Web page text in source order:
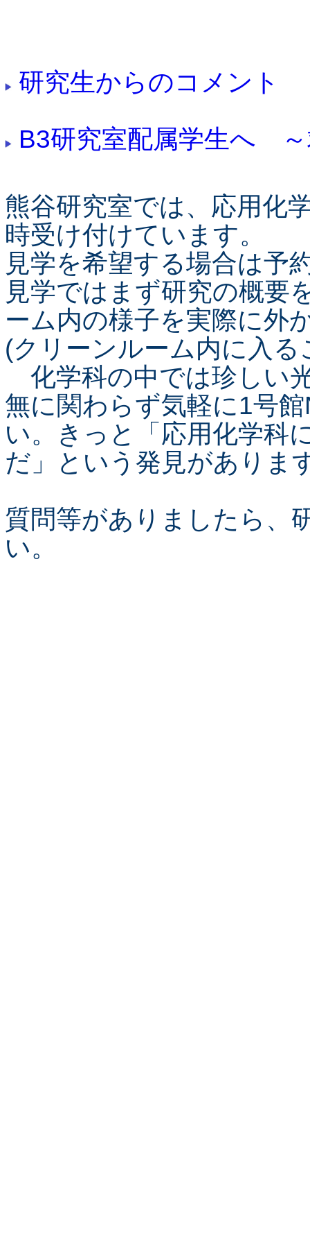
研究生からのコメント
B3研究室配属学生へ
熊谷研究室では、応用化
時受け付けています。
見学を希望する場合は予
見学ではまず研究の概要
ーム内の様子を実際に外
(クリーンルーム内に入
化学科の中では珍しい
無に関わらず気軽に1号
い。きっと「応用化学科
だ」という発見がありま
質問等がありましたら、
い。